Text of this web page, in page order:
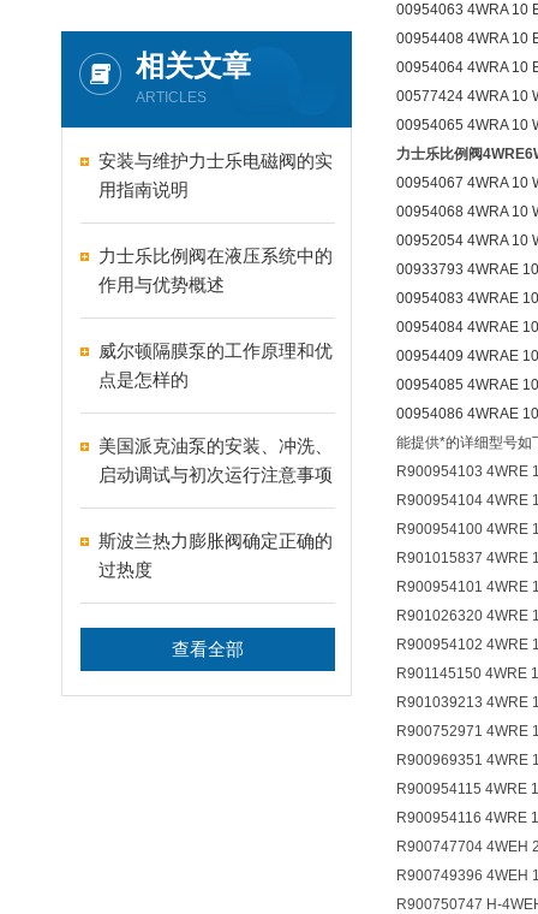
相关文章
ARTICLES
安装与维护力士乐电磁阀的实
用指南说明
力士乐比例阀在液压系统中的
作用与优势概述
威尔顿隔膜泵的工作原理和优
点是怎样的
美国派克油泵的安装、冲洗、
启动调试与初次运行注意事项
斯波兰热力膨胀阀确定正确的
过热度
查看全部
00954063 4WRA 10
00954408 4WRA 10
00954064 4WRA 10
00577424 4WRA 10
00954065 4WRA 10
力士乐比例阀
00954067 4WRA 10
00954068 4WRA 10
00952054 4WRA 10
00933793 4WRAE
00954083 4WRAE
00954084 4WRAE
00954409 4WRAE
00954085 4WRAE
00954086 4WRAE
能提供*的详细型号如
R900954103 4WRE
R900954104 4WRE
R900954100 4WRE
R901015837 4WRE
R900954101 4WRE
R901026320 4WRE
R900954102 4WRE
R901145150 4WRE
R901039213 4WRE
R900752971 4WRE
R900969351 4WRE
R900954115 4WRE
R900954116 4WRE
R900747704 4WEH
R900749396 4WEH
R900750747 H-